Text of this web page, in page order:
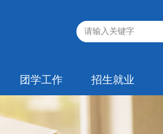
团学工作 招生就业